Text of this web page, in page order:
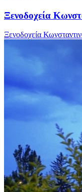
Ξενοδοχεία
Ξενοδοχεία